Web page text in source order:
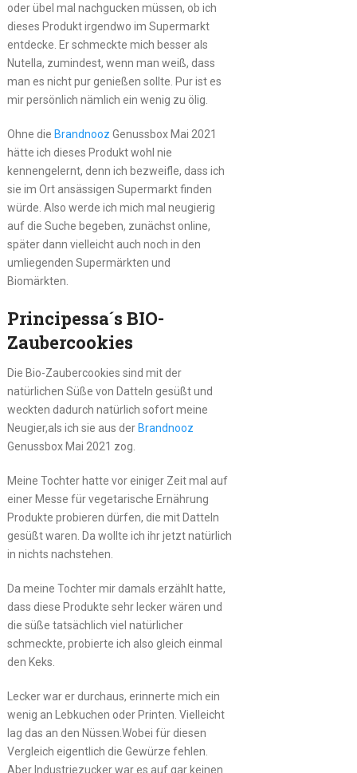
oder übel mal nachgucken müssen, ob ich
dieses Produkt irgendwo im Supermarkt
entdecke. Er schmeckte mich besser als
Nutella, zumindest, wenn man weiß, dass
man es nicht pur genießen sollte. Pur ist es
mir persönlich nämlich ein wenig zu ölig.
Ohne die Brandnooz Genussbox Mai 2021
hätte ich dieses Produkt wohl nie
kennengelernt, denn ich bezweifle, dass ich
sie im Ort ansässigen Supermarkt finden
würde. Also werde ich mich mal neugierig
auf die Suche begeben, zunächst online,
später dann vielleicht auch noch in den
umliegenden Supermärkten und
Biomärkten.
Principessa´s BIO-
Zaubercookies
Die Bio-Zaubercookies sind mit der
natürlichen Süße von Datteln gesüßt und
weckten dadurch natürlich sofort meine
Neugier,als ich sie aus derBrandnooz
Genussbox Mai 2021 zog.
Meine Tochter hatte vor einiger Zeit mal auf
einer Messe für vegetarische Ernährung
Produkte probieren dürfen, die mit Datteln
gesüßt waren. Da wollte ich ihr jetzt natürlich
in nichts nachstehen.
Da meine Tochter mir damals erzählt hatte,
dass diese Produkte sehr lecker wären und
die süße tatsächlich viel natürlicher
schmeckte, probierte ich also gleich einmal
den Keks.
Lecker war er durchaus, erinnerte mich ein
wenig an Lebkuchen oder Printen. Vielleicht
lag das an den Nüssen.Wobei für diesen
Vergleich eigentlich die Gewürze fehlen.
Aber Industriezucker war es auf gar keinen